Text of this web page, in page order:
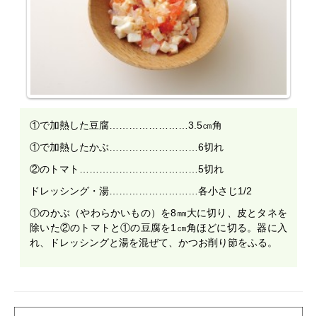
①で加熱した豆腐……………………3.5㎝角
①で加熱したかぶ………………………6切れ
②のトマト………………………………5切れ
ドレッシング・湯………………………各小さじ1/2
①のかぶ（やわらかいもの）を8㎜大に切り、皮とタネを
除いた②のトマトと①の豆腐を1㎝角ほどに切る。器に入
れ、ドレッシングと湯を混ぜて、かつお削り節をふる。